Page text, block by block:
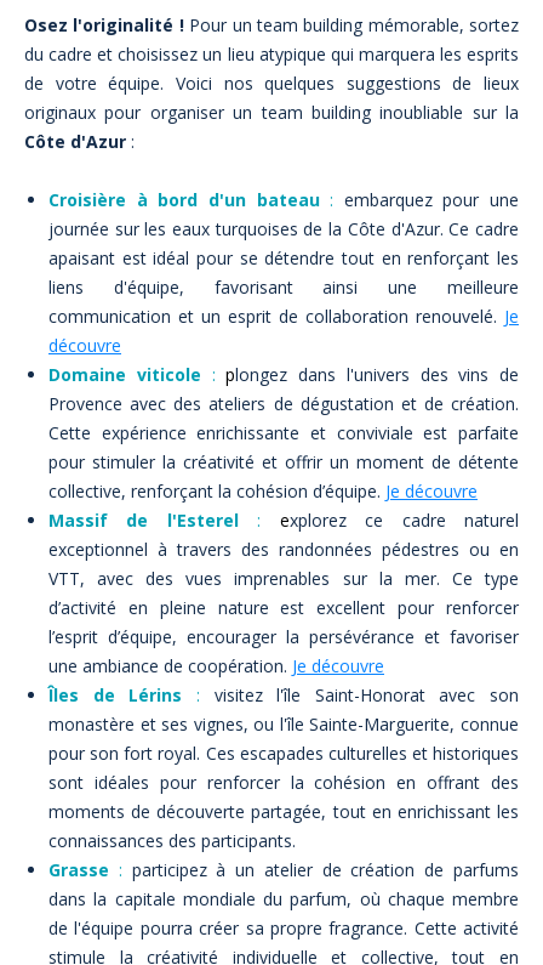
Osez l'originalité !Pour un team building mémorable, sortez
du cadre et choisissez un lieu atypique qui marquera les esprits
de votre équipe. Voici nos quelques suggestions de lieux
originaux pour organiser un team building inoubliable sur la
Côte d'Azur :
Croisière à bord d'un bateau: embarquez pour une
journée sur les eaux turquoises de la Côte d'Azur. Ce cadre
apaisant est idéal pour se détendre tout en renforçant les
liens d'équipe, favorisant ainsi une meilleure
communication et un esprit de collaboration renouvelé. Je
découvre
Domaine viticole :plongez dans l'univers des vins de
Provence avec des ateliers de dégustation et de création.
Cette expérience enrichissante et conviviale est parfaite
pour stimuler la créativité et offrir un moment de détente
collective, renforçant la cohésion d’équipe. Je découvre
Massif de l'Esterel: explorez ce cadre naturel
exceptionnel à travers des randonnées pédestres ou en
VTT, avec des vues imprenables sur la mer. Ce type
d’activité en pleine nature est excellent pour renforcer
l’esprit d’équipe, encourager la persévérance et favoriser
une ambiance de coopération. Je découvre
Îles de Lérins : visitez l'île Saint-Honorat avec son
monastère et ses vignes, ou l'île Sainte-Marguerite, connue
pour son fort royal. Ces escapades culturelles et historiques
sont idéales pour renforcer la cohésion en offrant des
moments de découverte partagée, tout en enrichissant les
connaissances des participants.
Grasse : participez à un atelier de création de parfums
dans la capitale mondiale du parfum, où chaque membre
de l'équipe pourra créer sa propre fragrance. Cette activité
stimule la créativité individuelle et collective, tout en